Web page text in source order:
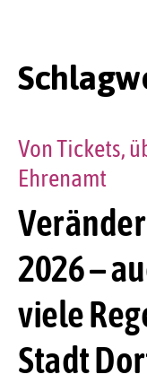
2026 –
viele
Stadt
Von Tickets,
Ehrenamt